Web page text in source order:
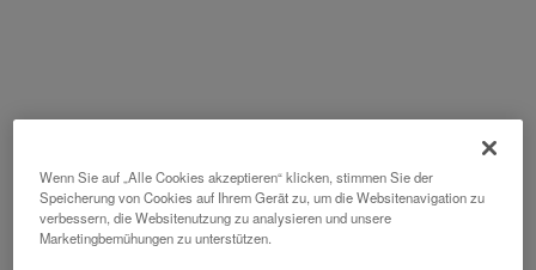
Wenn Sie auf „Alle Cookies akzeptieren“ klicken, stimmen Sie der
Speicherung von Cookies auf Ihrem Gerät zu, um die Websitenavigation zu
verbessern, die Websitenutzung zu analysieren und unsere
Marketingbemühungen zu unterstützen.